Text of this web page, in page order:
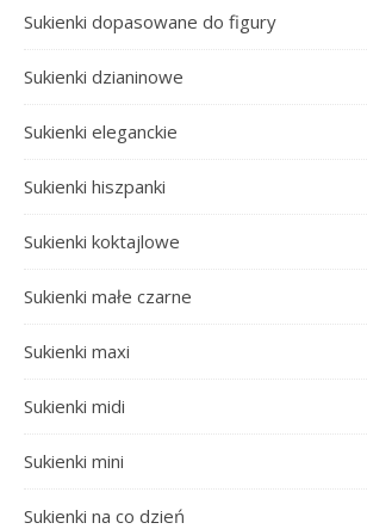
Sukienki dopasowane do figury
Sukienki dzianinowe
Sukienki eleganckie
Sukienki hiszpanki
Sukienki koktajlowe
Sukienki małe czarne
Sukienki maxi
Sukienki midi
Sukienki mini
Sukienki na co dzień